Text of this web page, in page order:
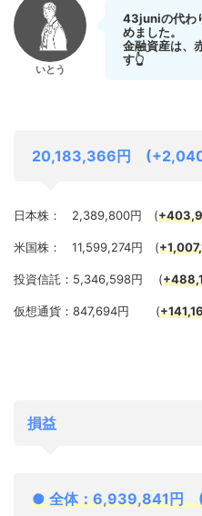
いとう
43juniの代わ
めました。
金融資産は、
す👆
20,183,366円
日本株： 2,389,800円 (
米国株： 11,599,274円 (
投資信託：5,346,598円 (
仮想通貨：847,694円 (
損益
●全体：6,939,841円